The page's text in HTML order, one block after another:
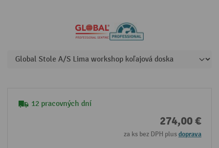
12 pracovných dní
274,00 €
za ks bez DPH plusdoprava